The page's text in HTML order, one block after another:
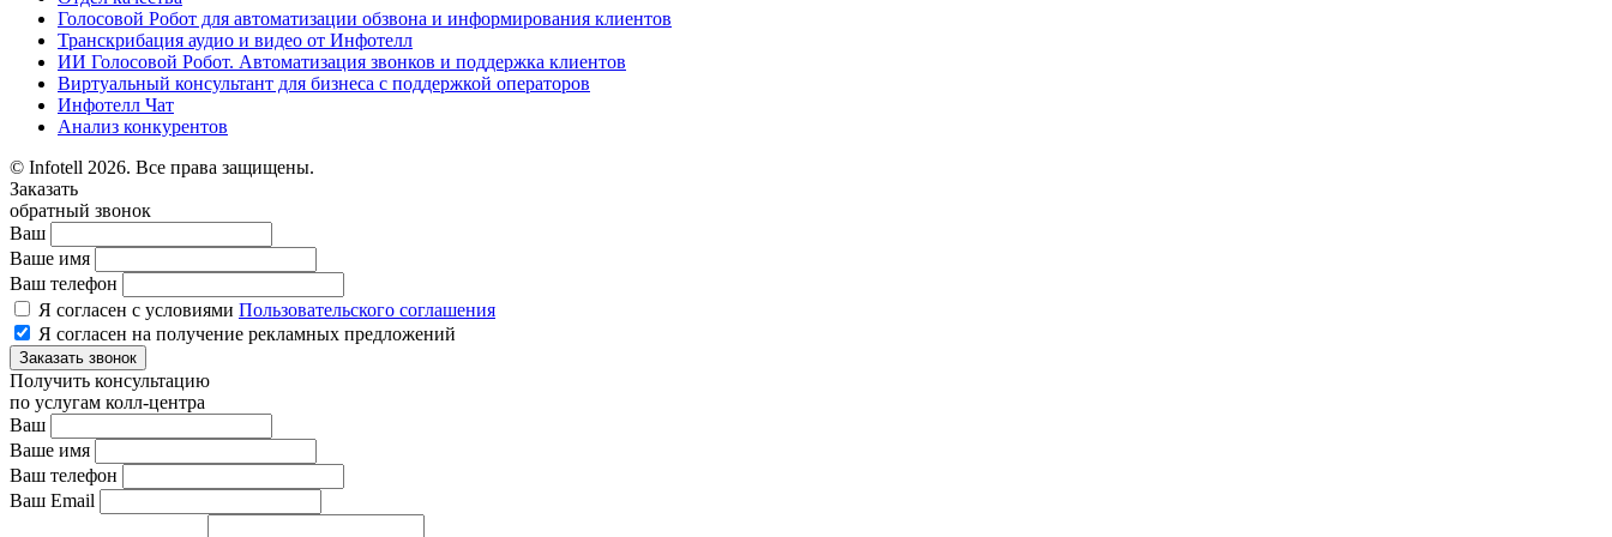
Голосовой Робот для автоматизации обзвона и информирования клиентов
Транскрибация аудио и видео от Инфотелл
ИИ Голосовой Робот. Автоматизация звонков и поддержка клиентов
Виртуальный консультант для бизнеса с поддержкой операторов
Инфотелл Чат
Анализ конкурентов
© Infotell 2026. Все права защищены.
Заказать
обратный звонок
Ваш
Ваше имя
Ваш телефон
Я согласен с условиями Пользовательского соглашения
Я согласен на получение рекламных предложений
Заказать звонок
Получить консультацию
по услугам колл-центра
Ваш
Ваше имя
Ваш телефон
Ваш Email